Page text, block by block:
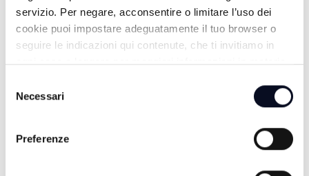
servizio. Per negare, acconsentire o limitare l’uso dei
cookie puoi impostare adeguatamente il tuo browser o
seguire le indicazioni qui contenute, che ti invitiamo in
ogni caso a leggere per maggiori informazioni in materia
delNecessari
Preferenze
1 MESE FA
RAVENNA. VOCI NELLA PIAZZA -
12/06/2026